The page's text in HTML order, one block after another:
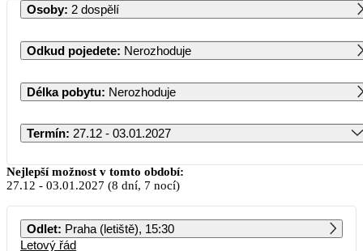
Osoby: 2 dospělí
Odkud pojedete: Nerozhoduje
Délka pobytu: Nerozhoduje
Termín: 27.12 - 03.01.2027
Prosinec 2026
PO ÚT ST ČT PÁ SO NE
Nejlepší možnost v tomto období:
27.12 - 03.01.2027 (8 dní, 7 nocí)
Odlet: Praha (letiště), 15:30
Letový řád